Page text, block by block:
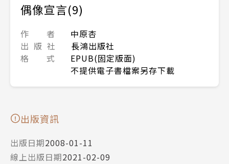
偶像宣言(9)
作 者
中原杏
出 版 社
長鴻出版社
格 式
EPUB(固定版面)
不提供電子書檔案另存下載
出版資訊
出版日期2008-01-11
線上出版日期2021-02-09